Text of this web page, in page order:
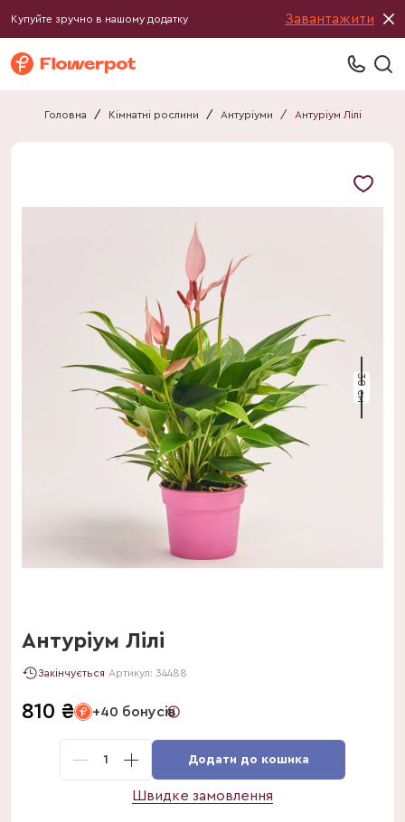
Купуйте зручно в нашому додатку Завантажити
Головна / Кімнатні рослини / Антуріуми / Антуріум Лілі
30 см
Антуріум Лілі
Закінчується Артикул: 34488
810 ₴ +40 бонусів
1 Додати до кошика
Швидке замовлення